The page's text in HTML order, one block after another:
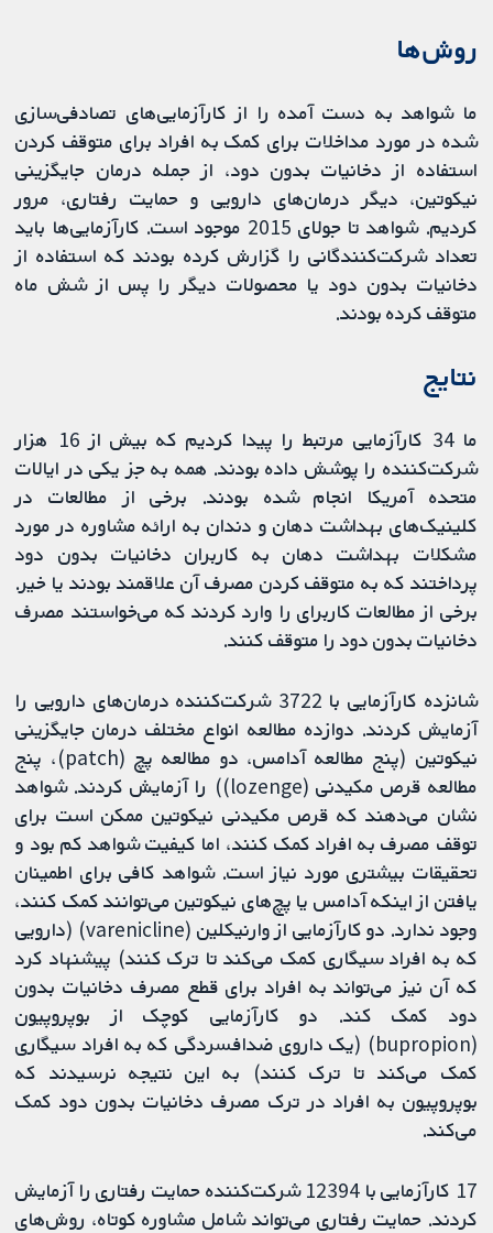
روش‌ها
ما شواهد به دست آمده را از کارآزمایی‌های تصادفی‌‌سازی
شده در مورد مداخلات برای کمک به افراد برای متوقف کردن
استفاده از دخانیات بدون دود، از جمله درمان جایگزینی
نیکوتین، دیگر درمان‌های دارویی و حمایت رفتاری، مرور
کردیم. شواهد تا جولای 2015 موجود است. کارآزمایی‌ها باید
تعداد شرکت‌کنندگانی را گزارش کرده بودند که استفاده از
دخانیات بدون دود یا محصولات دیگر را پس از شش ماه
متوقف کرده بودند.
نتایج
ما 34 کارآزمایی‌ مرتبط را پیدا کردیم که بیش از 16 هزار
شرکت‌کننده را پوشش داده بودند. همه به جز یکی در ایالات
متحده آمریکا انجام شده بودند. برخی از مطالعات در
کلینیک‌های بهداشت دهان و دندان به ارائه مشاوره در مورد
مشکلات بهداشت دهان به کاربران دخانیات بدون دود
پرداختند که به متوقف کردن مصرف آن علاقمند بودند یا خیر.
برخی از مطالعات کاربرای را وارد کردند که می‌خواستند مصرف
دخانیات بدون دود را متوقف کنند.
شانزده کارآزمایی با 3722 شرکت‌کننده درمان‌های دارویی را
آزمایش کردند. دوازده مطالعه انواع مختلف درمان جایگزینی
نیکوتین (پنج مطالعه آدامس، دو مطالعه پچ (patch)، پنج
مطالعه قرص مکیدنی (lozenge)) را آزمایش کردند. شواهد
نشان می‌دهند که قرص مکیدنی نیکوتین ممکن است برای
توقف مصرف به افراد کمک کنند، اما کیفیت شواهد کم بود و
تحقیقات بیشتری مورد نیاز است. شواهد کافی برای اطمینان
یافتن از اینکه آدامس یا پچ‌های نیکوتین می‌توانند کمک کنند،
وجود ندارد. دو کارآزمایی از وارنیکلین (varenicline) (دارویی
که به افراد سیگاری کمک می‌کند تا ترک کنند) پیشنهاد کرد
که آن نیز می‌تواند به افراد برای قطع مصرف دخانیات بدون
دود کمک کند. دو کارآزمایی‌ کوچک از بوپروپیون
(bupropion) (یک داروی ضدافسردگی که به افراد سیگاری
کمک می‌کند تا ترک کنند) به این نتیجه نرسیدند که
بوپروپیون به افراد در ترک مصرف دخانیات بدون دود کمک
می‌کند.
17 کارآزمایی‌ با 12394 شرکت‏‌کننده حمایت رفتاری را آزمایش
کردند. حمایت رفتاری می‌تواند شامل مشاوره کوتاه، روش‌های